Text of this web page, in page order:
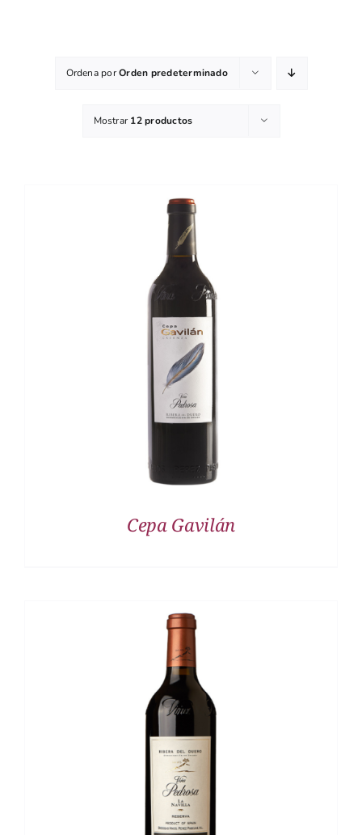
Ordena porOrden predeterminado
Mostrar12 productos
DETALLES
Cepa Gavilán
DETALLES